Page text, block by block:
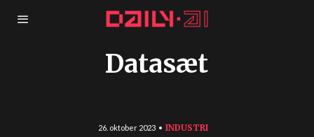
Datasæt
26. oktober 2023 INDUSTRI